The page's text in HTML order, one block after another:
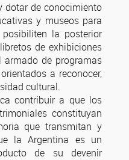
dotar de conocimiento
y museos para
la posterior
de exhibiciones
de programas
a reconocer,
cultural.
contribuir a que los
constituyan
que transmitan y
la Argentina es un
de su devenir